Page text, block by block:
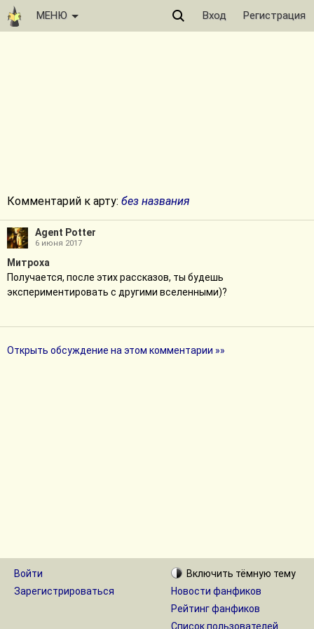
МЕНЮ Вход Регистрация
Комментарий к арту: без названия
Agent Potter
6 июня 2017
Митроха
Получается, после этих рассказов, ты будешь
экспериментировать с другими вселенными)?
Открыть обсуждение на этом комментарии »»
Войти
Зарегистрироваться
Включить тёмную тему
Новости фанфиков
Рейтинг фанфиков
Список пользователей